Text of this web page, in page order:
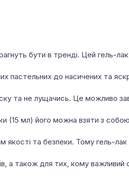
шиммерні, глітерні та
легке, без пошкодження
бути в тренді. Цей гель-
пастельних до насичених та
та не лущачись. Це можливо
(15 мл) його можна взяти з
якості та безпеки. Тому гель-
а також для тих, кому